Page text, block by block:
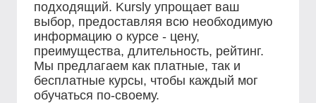
подходящий. Kursly упрощает ваш
выбор, предоставляя всю необходимую
информацию о курсе - цену,
преимущества, длительность, рейтинг.
Мы предлагаем как платные, так и
бесплатные курсы, чтобы каждый мог
обучаться по-своему.